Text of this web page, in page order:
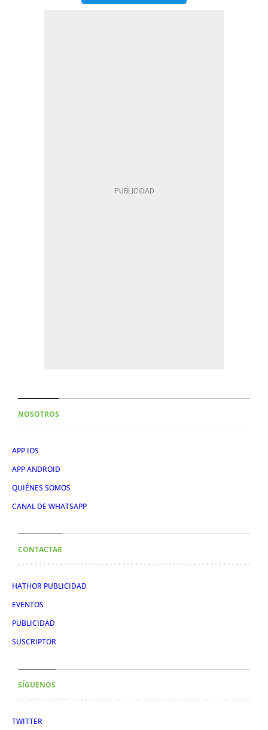
NOSOTROS
APP IOS
APP ANDROID
QUIÉNES SOMOS
CANAL DE WHATSAPP
CONTACTAR
HATHOR PUBLICIDAD
EVENTOS
PUBLICIDAD
SUSCRIPTOR
SÍGUENOS
TWITTER